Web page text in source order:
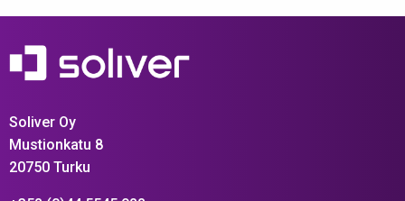
Soliver Oy
Mustionkatu 8
20750 Turku